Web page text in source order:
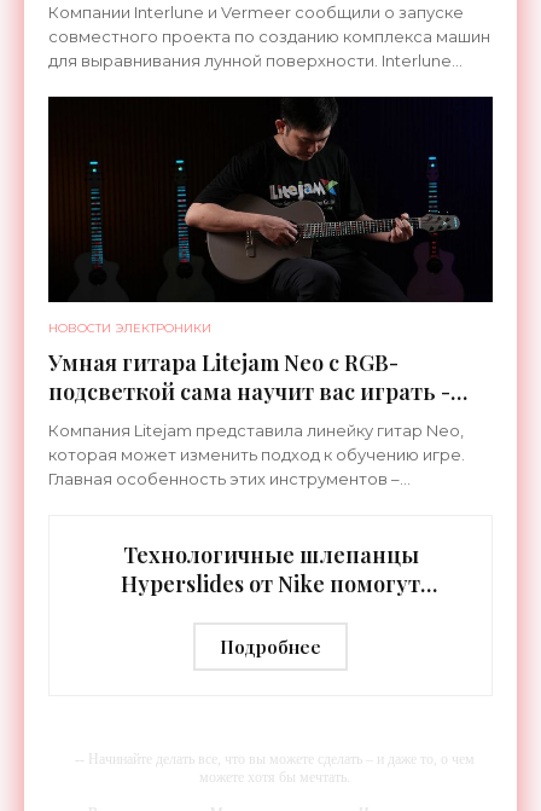
Компании Interlune и Vermeer сообщили о запуске
совместного проекта по созданию комплекса машин
для выравнивания лунной поверхности. Interlune
НОВОСТИ ЭЛЕКТРОНИКИ
Умная гитара Litejam Neo с RGB-
подсветкой сама научит вас играть -
«Гаджеты»
Компания Litejam представила линейку гитар Neo,
которая может изменить подход к обучению игре.
Главная особенность этих инструментов –
Технологичные шлепанцы
Hyperslides от Nike помогут
тренировки - «Гаджеты»
Подробнее
-- Начинайте делать все, что вы можете сделать – и даже то, о чем
можете хотя бы мечтать.